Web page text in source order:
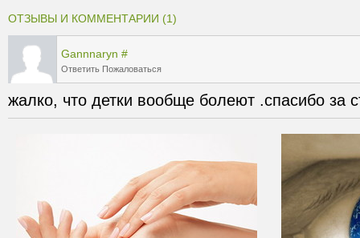
ОТЗЫВЫ И КОММЕНТАРИИ (1)
Gannnaryn #
Ответить Пожаловаться
жалко, что детки вообще болеют .спасибо за